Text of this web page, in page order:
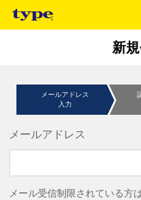
新
メールアドレス
入力
メールアドレス
メール受信制限されている方